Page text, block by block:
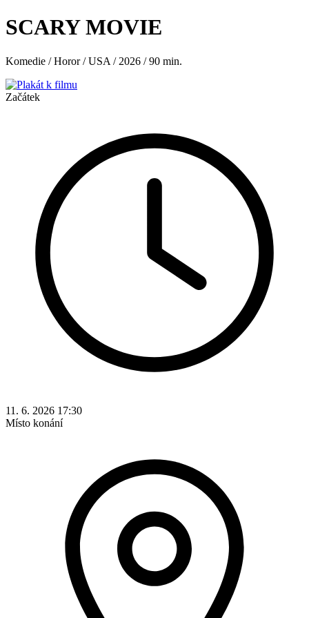
SCARY MOVIE
Komedie / Horor / USA / 2026 / 90 min.
Začátek
11. 6. 2026 17:30
Místo konání